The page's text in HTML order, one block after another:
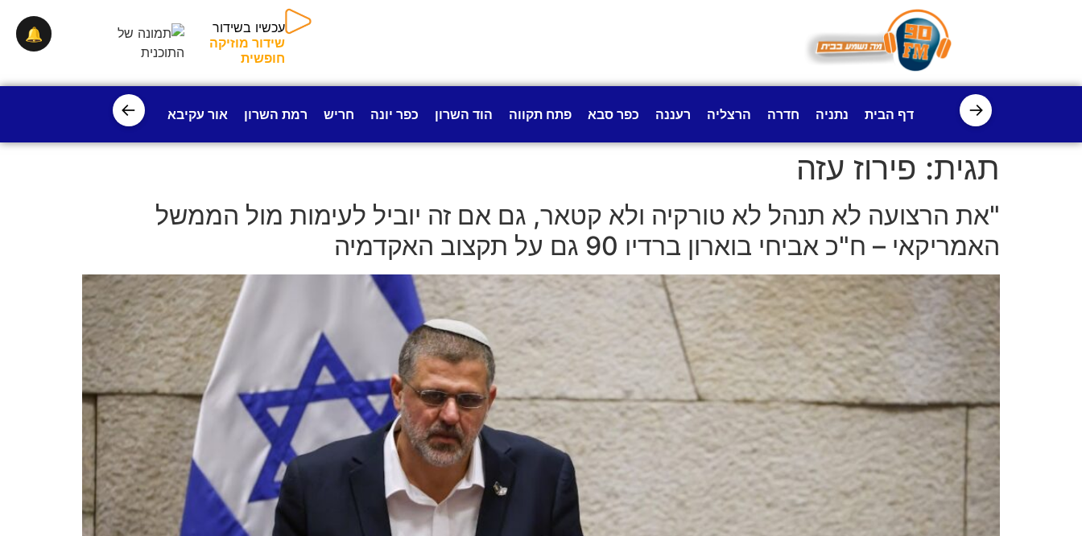
עכשיו בשידור
שידור מוזיקה חופשית
→ דף הבית נתניה חדרה הרצליה רעננה כפר סבא פתח תקווה הוד השרון כפר יונה חריש רמת השרון אור עקיבא פרדס חנה
←
תגית: פירוז עזה
"את הרצועה לא תנהל לא טורקיה ולא קטאר, גם אם זה יוביל לעימות מול הממשל
האמריקאי – ח"כ אביחי בוארון ברדיו 90 גם על תקצוב האקדמיה
🔔